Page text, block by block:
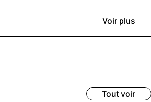
Voir plus
Tout voir